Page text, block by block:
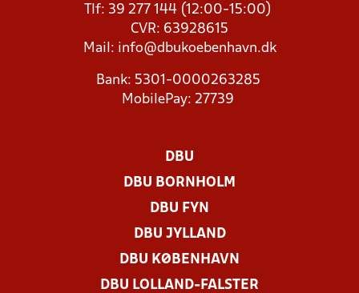
Tlf: 39 277 144 (12:00-15:00)
CVR: 63928615
Mail: info@dbukoebenhavn.dk
Bank: 5301-0000263285
MobilePay: 27739
DBU
DBU BORNHOLM
DBU FYN
DBU JYLLAND
DBU KØBENHAVN
DBU LOLLAND-FALSTER